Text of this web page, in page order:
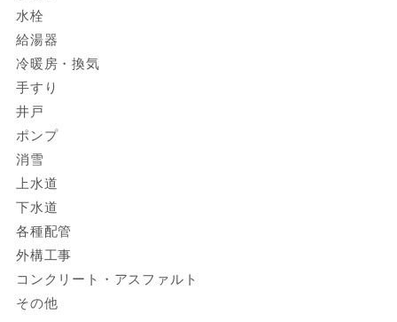
水栓
給湯器
冷暖房・換気
手すり
井戸
ポンプ
消雪
上水道
下水道
各種配管
外構工事
コンクリート・アスファルト
その他